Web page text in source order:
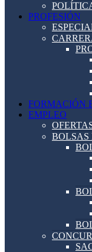
PROFESIÓN
FORMACIÓN
EMPLEO
BOLSAS